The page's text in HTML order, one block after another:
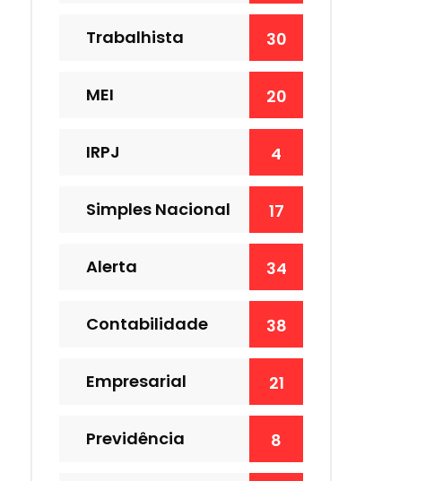
Trabalhista 30
MEI 20
IRPJ 4
Simples Nacional 17
Alerta 34
Contabilidade 38
Empresarial 21
Previdência 8